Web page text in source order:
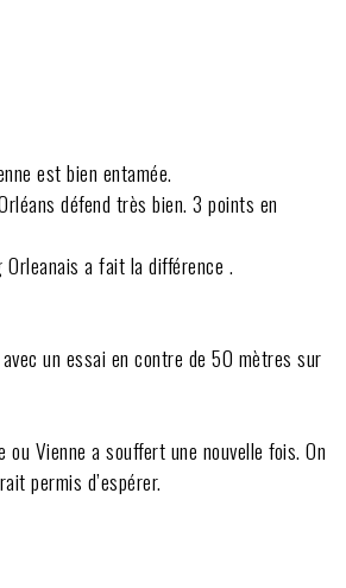
est bien entamée.
défend très bien. 3 points en
a fait la différence .
un essai en contre de 50 mètres sur
Vienne a souffert une nouvelle fois. On
permis d’espérer.